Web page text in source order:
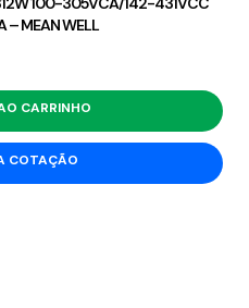
– MEAN WELL
CARRINHO
COTAÇÃO